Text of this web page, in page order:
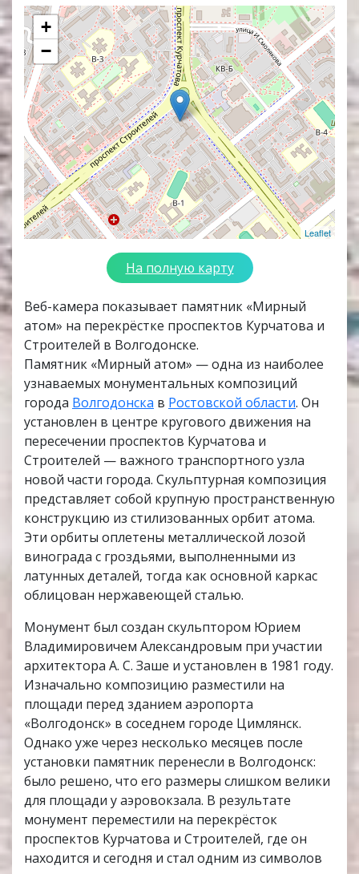
+
−
Leaflet
На полную карту
Веб-камера показывает памятник «Мирный
атом» на перекрёстке проспектов Курчатова и
Строителей в Волгодонске.
Памятник «Мирный атом» — одна из наиболее
узнаваемых монументальных композиций
города Волгодонска в Ростовской области. Он
установлен в центре кругового движения на
пересечении проспектов Курчатова и
Строителей — важного транспортного узла
новой части города. Скульптурная композиция
представляет собой крупную пространственную
конструкцию из стилизованных орбит атома.
Эти орбиты оплетены металлической лозой
винограда с гроздьями, выполненными из
латунных деталей, тогда как основной каркас
облицован нержавеющей сталью.
Монумент был создан скульптором Юрием
Владимировичем Александровым при участии
архитектора А. С. Заше и установлен в 1981 году.
Изначально композицию разместили на
площади перед зданием аэропорта
«Волгодонск» в соседнем городе Цимлянск.
Однако уже через несколько месяцев после
установки памятник перенесли в Волгодонск:
было решено, что его размеры слишком велики
для площади у аэровокзала. В результате
монумент переместили на перекрёсток
проспектов Курчатова и Строителей, где он
находится и сегодня и стал одним из символов